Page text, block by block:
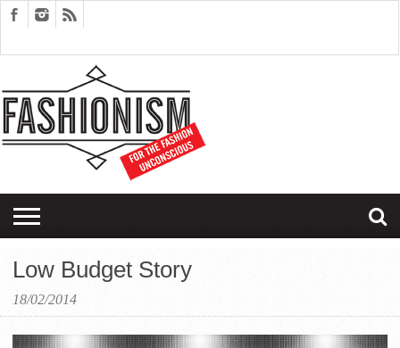
EDITORIALS
COUPLES
THERAPY
SARTORIAGRAM
Low Budget Story
18/02/2014